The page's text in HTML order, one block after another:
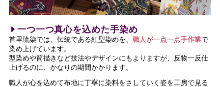
一つ一つ真心を込めた手染め
首里琉染では、伝統である紅型染めを、 職人が一点一点手作業で
染め上げています。
型染めや筒描きなど技法やデザインにもよりますが、反物一反仕
上げるのに、かなりの期間かかります。
職人が心を込めて布地に丁寧に染料をさしていく姿を工房で見る